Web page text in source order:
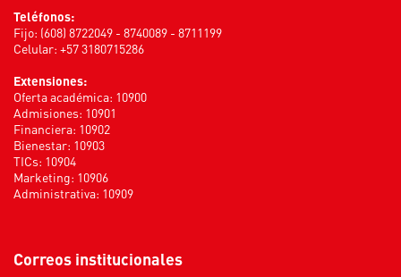
Teléfonos:
Fijo: (608) 8722049 - 8740089 - 8711199
Celular: +57 3180715286
Extensiones:
Oferta académica: 10900
Admisiones: 10901
Financiera: 10902
Bienestar: 10903
TICs: 10904
Marketing: 10906
Administrativa: 10909
Correos institucionales